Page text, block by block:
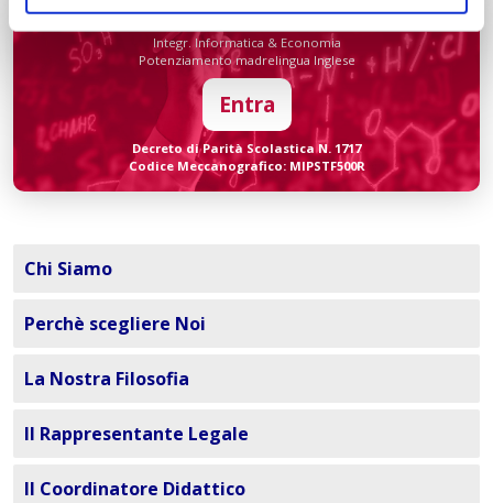
LiceoScientifico
Integr. Informatica & Economia
Potenziamento madrelingua Inglese
Entra
Decreto di Parità Scolastica N. 1717
Codice Meccanografico: MIPSTF500R
Chi Siamo
Perchè scegliere Noi
La Nostra Filosofia
Il Rappresentante Legale
Il Coordinatore Didattico